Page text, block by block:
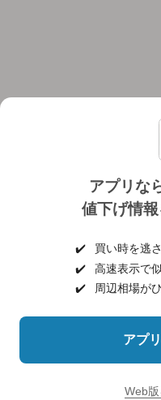
アプリな
値下げ情
✔️
買い時を逃
✔️
高速表示で
✔️
周辺相場が
アプ
Web
個人情報保護
ヘルプ・お
©NIFTY